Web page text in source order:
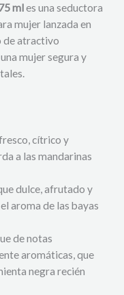
mles una seductora
mujer lanzada en
de atractivo
mujer segura y
cítrico y
a las mandarinas
dulce, afrutado y
aroma de las bayas
de notas
aromáticas, que
negra recién